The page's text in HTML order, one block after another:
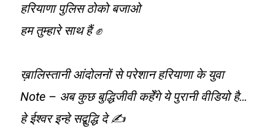
हरियाणा पुलिस ठोको बजाओ
हम तुम्हारे साथ हैं ✊
ख़ालिस्तानी आंदोलनों से परेशान हरियाणा के युवा
Note – अब कुछ बुद्धिजीवी कहेँगे ये पुरानी वीडियो है…
हे ईश्वर इन्हे सद्बुद्धि दे ✍️